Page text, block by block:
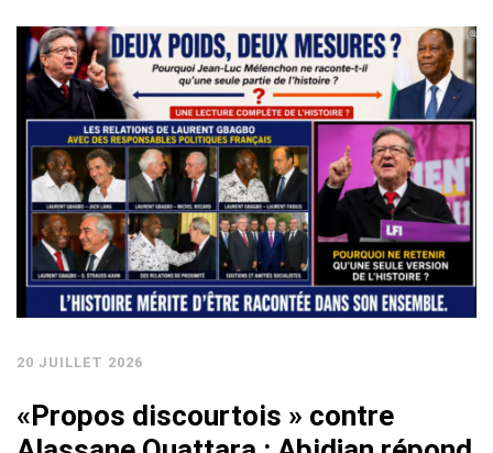
20 JUILLET 2026
«Propos discourtois » contre